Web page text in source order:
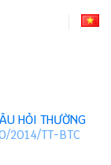
HỎI THƯỜNG
2014/TT-BTC